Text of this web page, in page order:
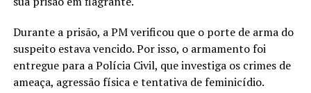
Durante a prisão, a PM verificou que o porte de arma do
suspeito estava vencido. Por isso, o armamento foi
entregue para a Polícia Civil, que investiga os crimes de
ameaça, agressão física e tentativa de feminicídio.